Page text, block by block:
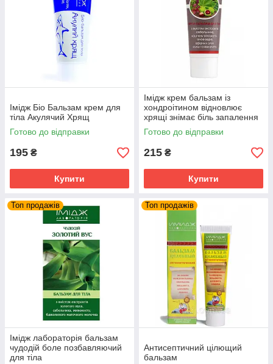
Імідж Біо Бальзам крем для
тіла Акулячий Хрящ
Готово до відправки
195 ₴
Купити
Імідж крем бальзам із
хондроітином відновлює
хрящі знімає біль запалення
суглобів та м'язів
Готово до відправки
215 ₴
Купити
Топ продажів
Імідж лабораторія бальзам
чудодій боле позбавляючий
для тіла
Топ продажів
Антисептичний цілющий
бальзам